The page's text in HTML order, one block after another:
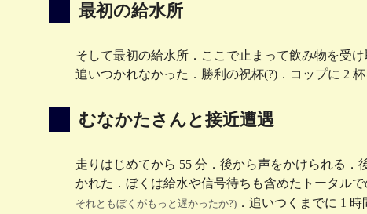
最初の給水所
そして最初の給水所．ここで止まって飲み物を受
追いつかれなかった．勝利の祝杯(?)．コップに 2
むなかたさんと接近遭遇
走りはじめてから 55 分．後から声をかけられる
かれた．ぼくは給水や信号待ちも含めたトータル
それともぼくがもっと遅かったか?) ．追いつくまでに 1